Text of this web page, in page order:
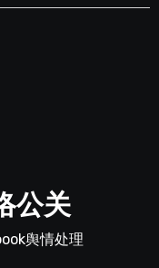
公关
舆情处理